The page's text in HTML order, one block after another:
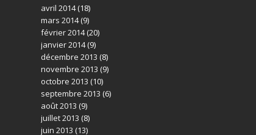
avril 2014(18)
mars 2014(9)
février 2014(20)
janvier 2014(9)
décembre 2013 (8)
novembre 2013 (9)
octobre 2013 (10)
septembre 2013 (6)
août 2013 (9)
juillet 2013 (8)
juin 2013 (13)